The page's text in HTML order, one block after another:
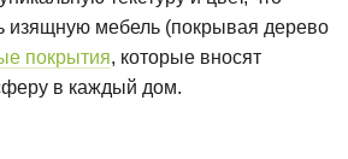
изящную мебель (покрывая дерево
покрытия, которые вносят
в каждый дом.